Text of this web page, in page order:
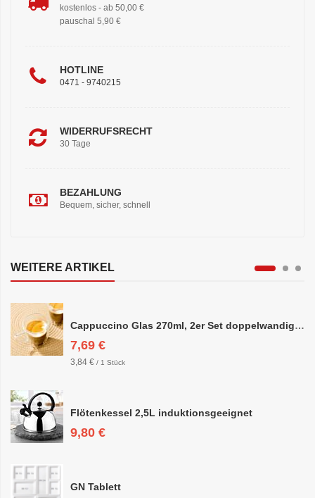
kostenlos - ab 50,00 €
pauschal 5,90 €
HOTLINE
0471 - 9740215
WIDERRUFSRECHT
30 Tage
BEZAHLUNG
Bequem, sicher, schnell
WEITERE ARTIKEL
Cappuccino Glas 270ml, 2er Set doppelwandig, ca. 8,5 x 10cm
7,69 €
3,84 € / 1 Stück
Flötenkessel 2,5L induktionsgeeignet
9,80 €
GN Tablett